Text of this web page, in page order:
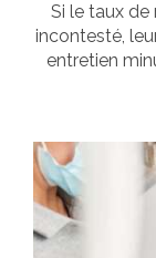
Si le taux de
incontesté,
entretien